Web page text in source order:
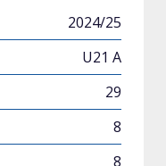
2024/25
U21 A
29
8
8